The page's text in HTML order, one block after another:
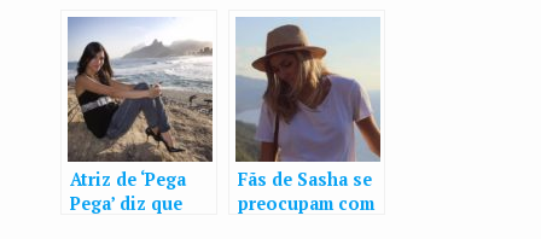
forma: ‘Cuido da
alimentação.
Hambúrguer só
uma vez ao ano’
​Atriz de ‘Pega
Pega’ diz que
Fãs de Sasha se
preocupam com